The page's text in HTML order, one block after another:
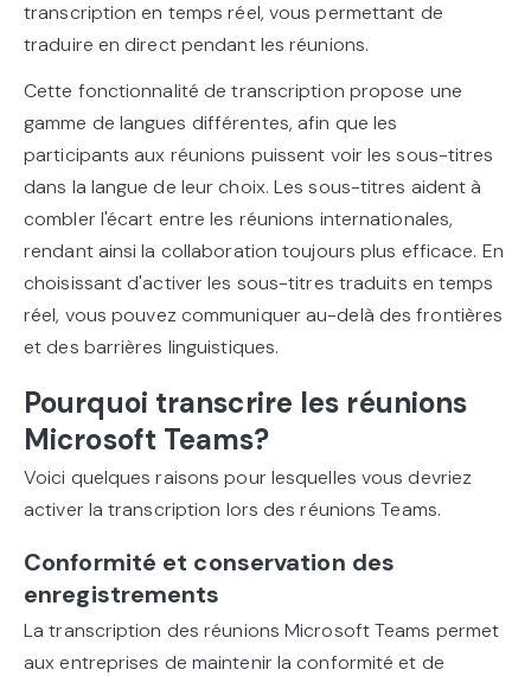
transcription en temps réel, vous permettant de
traduire en direct pendant les réunions.
Cette fonctionnalité de transcription propose une
gamme de langues différentes, afin que les
participants aux réunions puissent voir les sous-titres
dans la langue de leur choix. Les sous-titres aident à
combler l'écart entre les réunions internationales,
rendant ainsi la collaboration toujours plus efficace. En
choisissant d'activer les sous-titres traduits en temps
réel, vous pouvez communiquer au-delà des frontières
et des barrières linguistiques.
Pourquoi transcrire les réunions
Microsoft Teams?
Voici quelques raisons pour lesquelles vous devriez
activer la transcription lors des réunions Teams.
Conformité et conservation des
enregistrements
La transcription des réunions Microsoft Teams permet
aux entreprises de maintenir la conformité et de